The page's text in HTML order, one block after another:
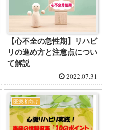
【心不全の急性期】リハビ
リの進め方と注意点につい
て解説
2022.07.31
医療者向け